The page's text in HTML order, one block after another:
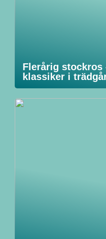
Flerårig stockros
klassiker i